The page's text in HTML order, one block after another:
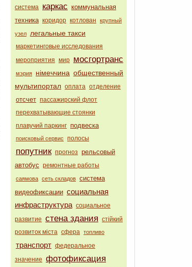
система каркас коммунальная
техника коридор котлован крупный
узел легальные такси
маркетинговые исследования
мероприятия мир мосгортранс
мэрия німеччина общественный
мультипортал оплата отделение
отсчет пассажирский флот
перехватывающие стоянки
плавучий паркинг подвеска
поисковый сервис полосы
попутник прогноз рельсовый
автобус ремонтные работы
саямова сеть складов система
видеофиксации социальная
инфраструктура социальное
развитие стена здания стійкий
розвиток міста сфера топливо
транспорт федеральное
значение фотофиксация